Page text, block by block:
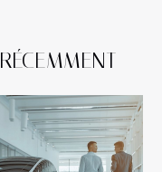
RÉCEMMENT